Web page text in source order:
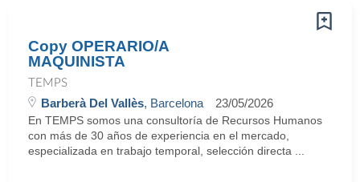
Copy OPERARIO/A
MAQUINISTA
TEMPS
Barberà Del Vallès, Barcelona 23/05/2026
En TEMPS somos una consultoría de Recursos Humanos
con más de 30 años de experiencia en el mercado,
especializada en trabajo temporal, selección directa ...